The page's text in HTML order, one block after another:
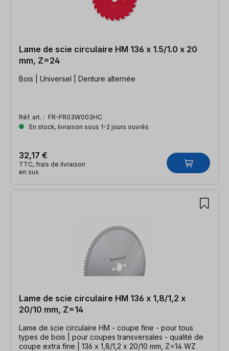
Lame de scie circulaire HM 136 x 1.5/1.0 x 20
mm, Z=24
Bois | Universel | Denture alternée
Réf. art. : FR-FR03W003HC
En stock, livraison sous 1-2 jours ouvrés
32,17 €
TTC, frais de livraison
en sus
Lame de scie circulaire HM 136 x 1,8/1,2 x
20/10 mm, Z=14
Lame de scie circulaire HM - coupe fine - pour tous
types de bois | pour coupes transversales - qualité de
coupe extra fine | 136 x 1,8/1,2 x 20/10 mm, Z=14 WZ